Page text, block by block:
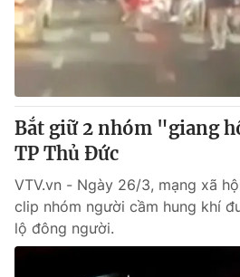
Bắt giữ 2 nhóm "giang
TP Thủ Đức
VTV.vn - Ngày 26/3, mạng xã
clip nhóm người cầm hung khí
lộ đông người.